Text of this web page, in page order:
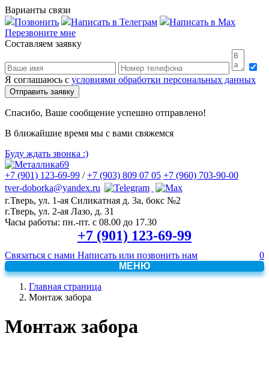
Варианты связи
Позвонить
Написать в Телеграм
Написать в Max
Перезвоните мне
Составляем заявку
Я соглашаюсь с условиями обработки персональных данных
Спасибо, Ваше сообщение успешно отправлено!
В ближайшие время мы с вами свяжемся
Буду ждать звонка :)
+7 (901) 123-69-99 /+7 (903) 809 07 05 +7 (960) 703-90-00
tver-doborka@yandex.ru
г.Тверь, ул. 1-ая Силикатная д. 3а, бокс №2
г.Тверь, ул. 2-ая Лазо, д. 31
Часы работы: пн.-пт. с 08.00 до 17.30
+7 (901) 123-69-99
МЕНЮ
Связаться с нами Написать или позвонить нам 0
Главная страница
Монтаж забора
Монтаж забора